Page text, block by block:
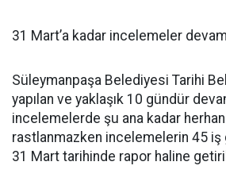
31 Mart’a kadar incelemeler
Süleymanpaşa Belediyesi Tarihi
yapılan ve yaklaşık 10 gündür
incelemelerde şu ana kadar
rastlanmazken incelemelerin 45
31 Mart tarihinde rapor haline